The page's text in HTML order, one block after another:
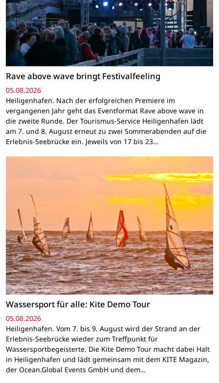
Rave above wave bringt Festivalfeeling
05.08.2026
Heiligenhafen. Nach der erfolgreichen Premiere im
vergangenen Jahr geht das Eventformat Rave above wave in
die zweite Runde. Der Tourismus-Service Heiligenhafen lädt
am 7. und 8. August erneut zu zwei Sommerabenden auf die
Erlebnis-Seebrücke ein. Jeweils von 17 bis 23…
Wassersport für alle: Kite Demo Tour
05.08.2026
Heiligenhafen. Vom 7. bis 9. August wird der Strand an der
Erlebnis-Seebrücke wieder zum Treffpunkt für
Wassersportbegeisterte. Die Kite Demo Tour macht dabei Halt
in Heiligenhafen und lädt gemeinsam mit dem KITE Magazin,
der Ocean.Global Events GmbH und dem…